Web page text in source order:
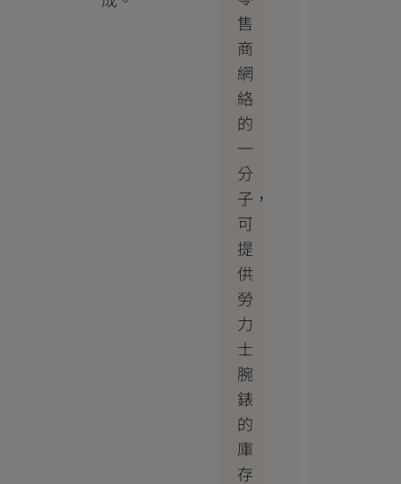
售
商
網
絡
的
一
分
子，
可
提
供
勞
力
士
腕
錶
的
庫
存